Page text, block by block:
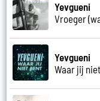
Yevgueni
Vroeger
Yevgueni
Waar jij